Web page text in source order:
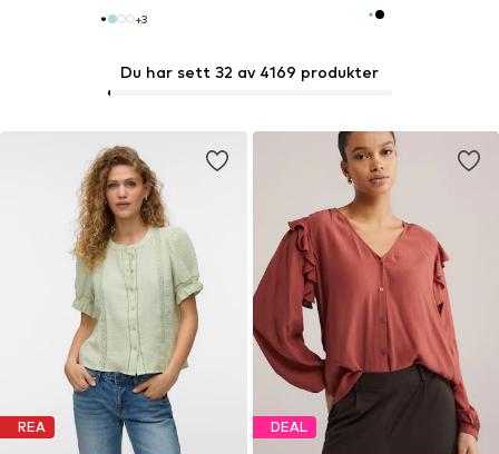
+3
REA
Du har sett 32 av 4169 produkter
DEAL